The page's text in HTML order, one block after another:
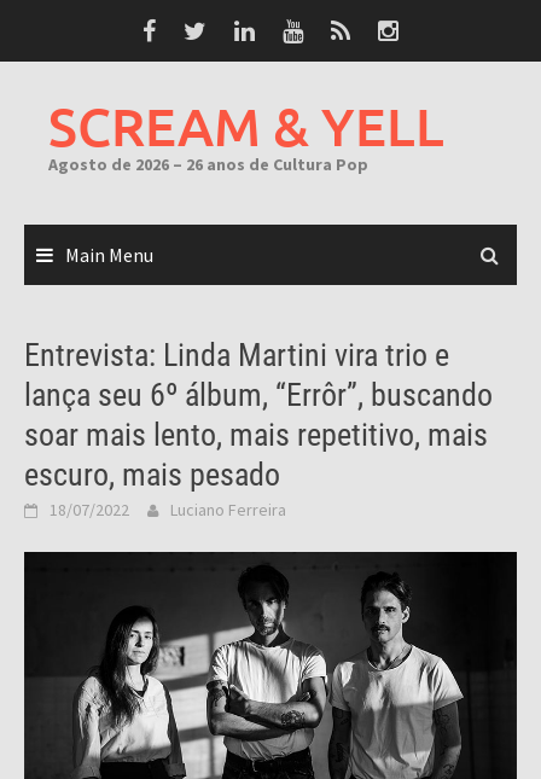
SCREAM & YELL
Agosto de 2026 – 26 anos de Cultura Pop
Main Menu
Entrevista: Linda Martini vira trio e
lança seu 6º álbum, “Errôr”, buscando
soar mais lento, mais repetitivo, mais
escuro, mais pesado
18/07/2022 Luciano Ferreira